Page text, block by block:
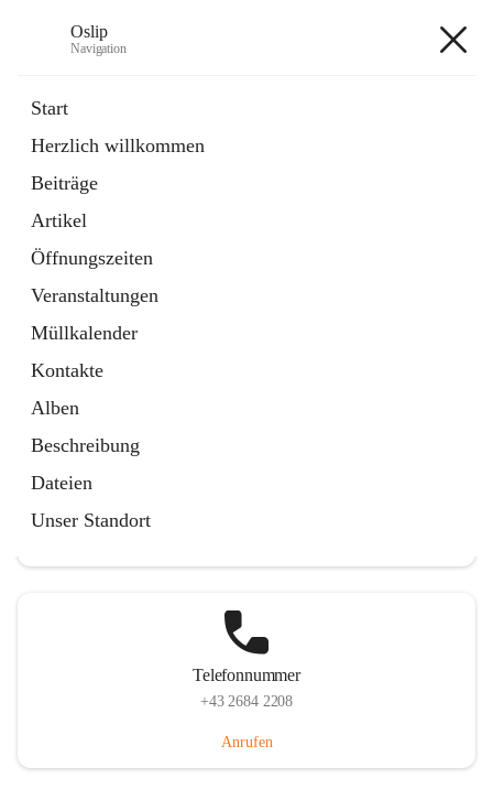
Oslip
Navigation
Start
Herzlich willkommen
Beiträge
Artikel
Öffnungszeiten
Veranstaltungen
Müllkalender
Kontakte
Alben
Beschreibung
Dateien
Unser Standort
Externe Webseite
in
Tab
Bundeskanzleramt Österreich
Externe Webseite
öffnet
in
neuem
Tab
Telefonnummer
+43 2684 2208
Anrufen